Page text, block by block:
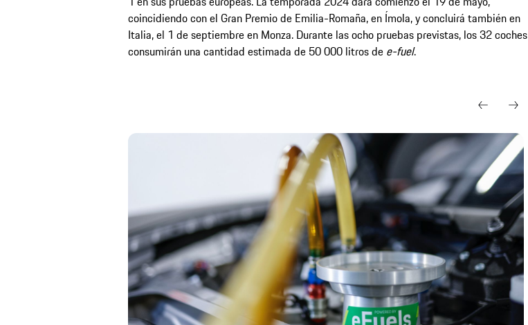
coincidiendo con el Gran Premio de Emilia-Romaña, en Ímola, y concluirá también en
Italia, el 1 de septiembre en Monza. Durante las ocho pruebas previstas, los 32 coches
consumirán una cantidad estimada de 50 000 litros de e-fuel.